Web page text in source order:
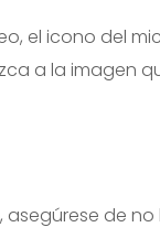
el icono del
a la imagen
asegúrese de